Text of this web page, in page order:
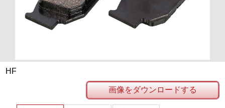
HF
画像をダウンロードする